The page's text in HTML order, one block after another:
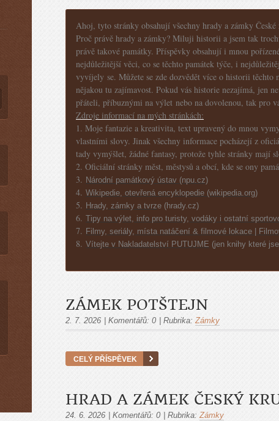
Ahoj, tyto stránky obsahují všechny hrady a zámky
Proč právě hrady a zámky? Miluji historii a jsem tak
právě takové památky. Příspěvky obsahují i mnou
nejdůležitější věci, co se těchto památek týče, i
vyvíjely se. Můžete se zde dozvědět více o historii těchto
nějakou tu zajímavost. Pokud vás historie nezajímá, jen
přáteli, příbuznými na výlet nebo na dovolenou, tak pro
Zdroje informací na mých stránkách:
1. Moje fantazie a kreativita, text upravený do mnou
vlastními slovy. Jinak všechny informace pocházejí z
tady vymýšlet, žádné fantasy, protože tyhle stránky mají
2. Oficiální stránky měst, městysů a obcí, kde se ony
3. Národní památkový ústav (npu.cz)
4. Wikipedie, otevřená encyklopedie (wikipedia.org)
5. Hrady, zámky a tvrze (hrady.cz)
6. Tipy na výlet, info pro turisty, vodáky i ostatní
7. Filmy, seriály, místa natáčení & filmové lokace |
8. Vítejte v Nakladatelství PUTUJME (jen knihy které
ZÁMEK POTŠTEJN
2. 7. 2026 Komentářů: 0 Rubrika: Zámky
CELÝ PŘÍSPĚVEK
HRAD A ZÁMEK ČESKÝ
24. 6. 2026 Komentářů: 0 Rubrika: Zámky